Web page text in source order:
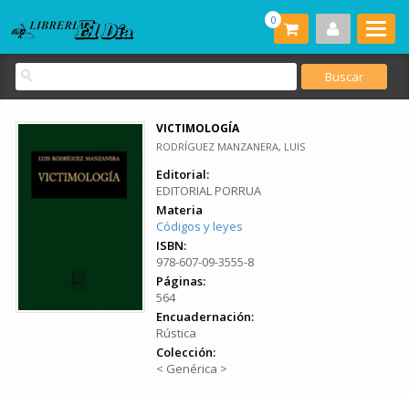
0
VICTIMOLOGÍA
RODRÍGUEZ MANZANERA, LUIS
Editorial:
EDITORIAL PORRUA
Materia
Códigos y leyes
ISBN:
978-607-09-3555-8
Páginas:
564
Encuadernación:
Rústica
Colección:
< Genérica >